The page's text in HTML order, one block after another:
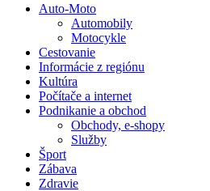
Auto-Moto
Automobily
Motocykle
Cestovanie
Informácie z regiónu
Kultúra
Počítače a internet
Podnikanie a obchod
Obchody, e-shopy
Služby
Šport
Zábava
Zdravie